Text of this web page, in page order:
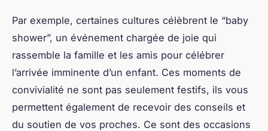
Par exemple, certaines cultures célèbrent le “baby
shower”, un événement chargée de joie qui
rassemble la famille et les amis pour célébrer
l’arrivée imminente d’un enfant. Ces moments de
convivialité ne sont pas seulement festifs, ils vous
permettent également de recevoir des conseils et
du soutien de vos proches. Ce sont des occasions